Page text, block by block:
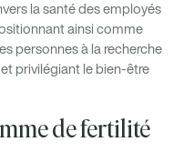
la santé des employés
ainsi comme
personnes à la recherche
privilégiant le bien-être
de fertilité